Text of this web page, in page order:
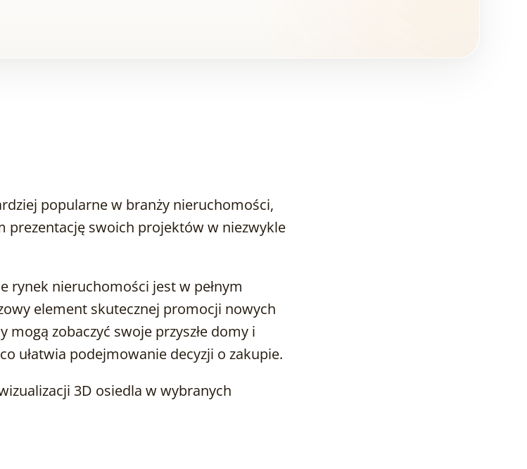
popularne w branży nieruchomości,
swoich projektów w niezwykle
rynek nieruchomości jest w pełnym
element skutecznej promocji nowych
zobaczyć swoje przyszłe domy i
ułatwia podejmowanie decyzji o zakupie.
3D osiedla w wybranych